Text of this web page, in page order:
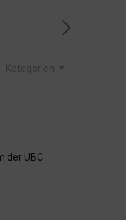
Kategorien
der UBC